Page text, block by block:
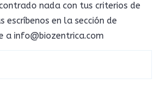
nada con tus criterios de
escríbenos en la sección de
info@biozentrica.com